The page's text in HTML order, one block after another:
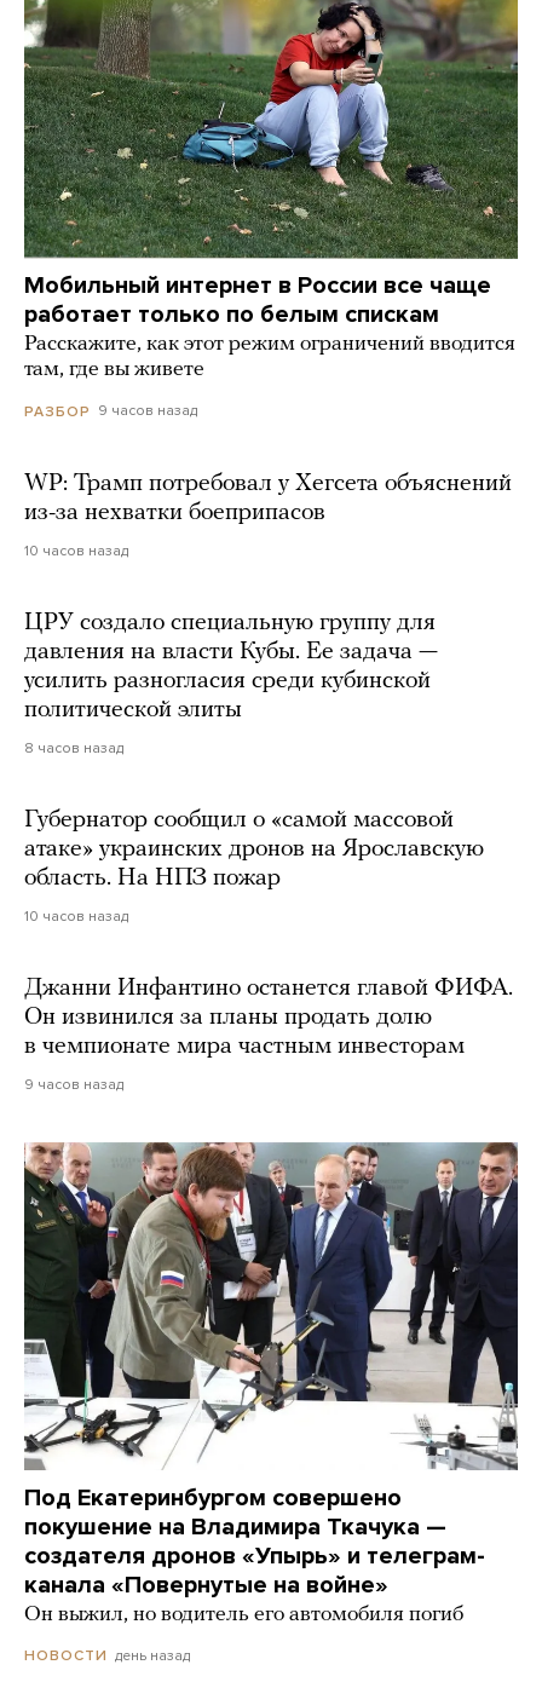
Мобильный интернет в России все чаще
работает только по белым спискам
Расскажите, как этот режим ограничений вводится
там, где вы живете
РАЗБОР 9 часов назад
WP: Трамп потребовал у Хегсета объяснений
из-за нехватки боеприпасов
10 часов назад
ЦРУ создало специальную группу для
давления на власти Кубы. Ее задача —
усилить разногласия среди кубинской
политической элиты
8 часов назад
Губернатор сообщил о «самой массовой
атаке» украинских дронов на Ярославскую
область. На НПЗ пожар
10 часов назад
Джанни Инфантино останется главой ФИФА.
Он извинился за планы продать долю
в чемпионате мира частным инвесторам
9 часов назад
Под Екатеринбургом совершено
покушение на Владимира Ткачука —
создателя дронов «Упырь» и телеграм-
канала «Повернутые на войне»
Он выжил, но водитель его автомобиля погиб
НОВОСТИ день назад